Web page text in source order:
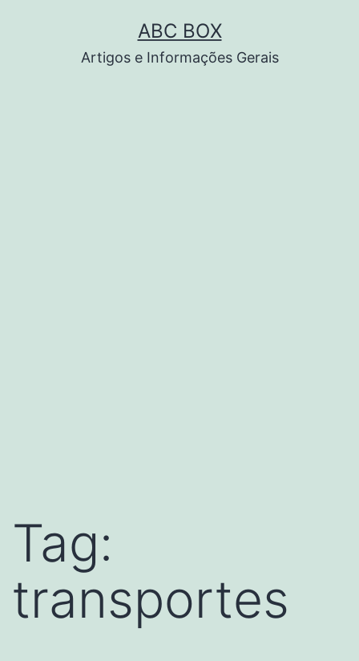
ABC BOX
Artigos e Informações Gerais
Tag:
transportes